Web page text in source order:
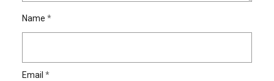
Name *
Email *